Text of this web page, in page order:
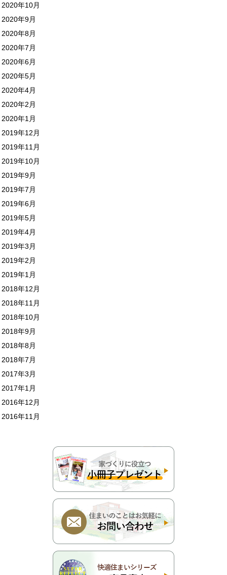
2020年10月
2020年9月
2020年8月
2020年7月
2020年6月
2020年5月
2020年4月
2020年2月
2020年1月
2019年12月
2019年11月
2019年10月
2019年9月
2019年7月
2019年6月
2019年5月
2019年4月
2019年3月
2019年2月
2019年1月
2018年12月
2018年11月
2018年10月
2018年9月
2018年8月
2018年7月
2017年3月
2017年1月
2016年12月
2016年11月